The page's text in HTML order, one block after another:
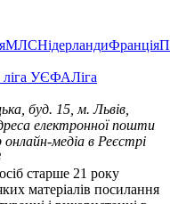
МЛСНідерландиФранція
УЄФАЛіга
буд. 15, м. Львів,
електронної пошти
медіа в Реєстрі
старше 21 року
матеріалів посилання